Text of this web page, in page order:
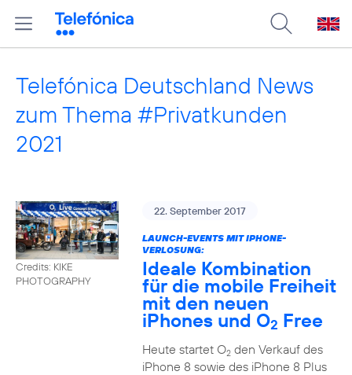
Telefónica Deutschland News
zum Thema #Privatkunden
2021
Credits: KIKE
PHOTOGRAPHY
22. September 2017
LAUNCH-EVENTS MIT IPHONE-
VERLOSUNG:
Ideale Kombination
für die mobile Freiheit
mit den neuen
iPhones und O2 Free
Heute startet O2den Verkauf des
iPhone 8 sowie des iPhone 8 Plus